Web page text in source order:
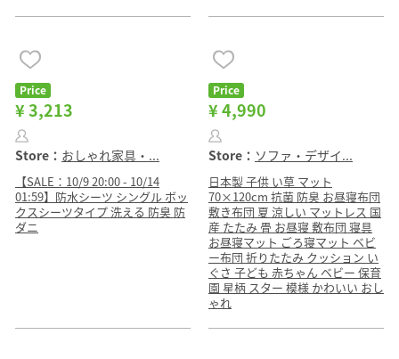
Price
¥ 3,213
Store： おしゃれ家具・...
【SALE：10/9 20:00 - 10/14
01:59】防水シーツ シングル ボッ
クスシーツタイプ 洗える 防臭 防
ダニ
Price
¥ 4,990
Store： ソファ・デザイ...
日本製 子供 い草 マット
70×120cm 抗菌 防臭 お昼寝布団
敷き布団 夏 涼しい マットレス 国
産 たたみ 畳 お昼寝 敷布団 寝具
お昼寝マット ごろ寝マット ベビ
ー布団 折りたたみ クッション い
ぐさ 子ども 赤ちゃん ベビー 保育
園 星柄 スター 模様 かわいい おし
ゃれ